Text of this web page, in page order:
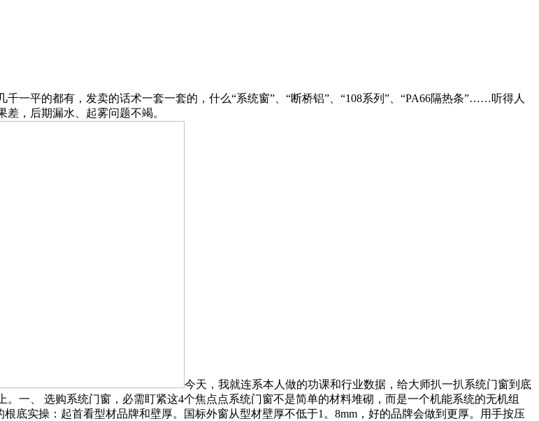
平的都有，发卖的话术一套一套的，什么“系统窗”、“断桥铝”、“108系列”、“PA66隔热条”……听得人
，后期漏水、起雾问题不竭。
今天，我就连系本人做的功课和行业数据，给大师扒一扒系统门窗到底
一、 选购系统门窗，必需盯紧这4个焦点点系统门窗不是简单的材料堆砌，而是一个机能系统的无机组
底实操：起首看型材品牌和壁厚。国标外窗从型材壁厚不低于1。8mm，好的品牌会做到更厚。用手按压